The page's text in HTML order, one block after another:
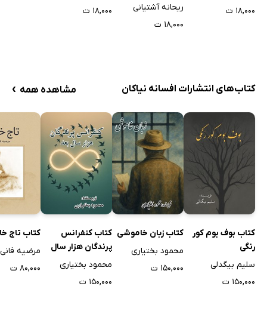
۱۸,۰۰۰ ت
ریحانه آشتیانی
۱۸,۰۰۰ ت
۱۸,۰۰۰ ت
کتاب‌های انتشارات افسانه نیاکان مشاهده همه ›
کتاب بوف بوم کور
رنگی
سلیم بیگدلی
۱۵۰,۰۰۰ ت
کتاب زبان خاموشی
محمود بختیاری
۱۵۰,۰۰۰ ت
کتاب کنفرانس
پرندگان هزار سال
بعد
محمود بختیاری
۱۵۰,۰۰۰ ت
کتاب تاج
مرضیه فانی
۸۰,۰۰۰ ت